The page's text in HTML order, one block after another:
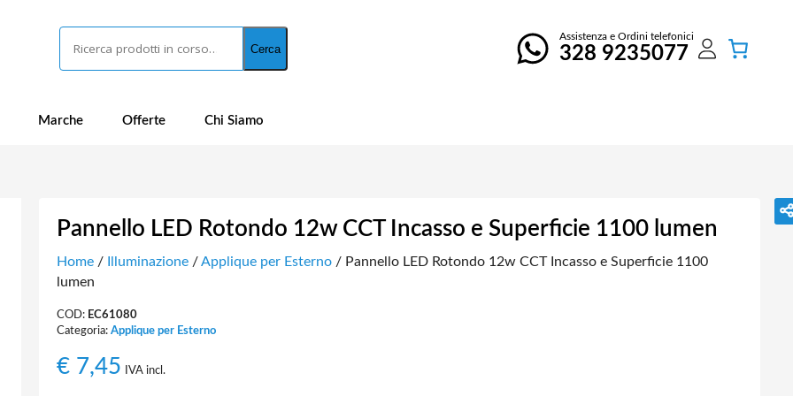
Cerca
Assistenza e Ordini telefonici
328 9235077
Marche Offerte Chi Siamo
Pannello LED Rotondo 12w CCT Incasso e Superficie 1100 lumen
Home/ Illuminazione/Applique per Esterno/ Pannello LED Rotondo 12w CCT Incasso e Superficie 1100
lumen
COD: EC61080
Categoria: Applique per Esterno
€7,45 IVA incl.